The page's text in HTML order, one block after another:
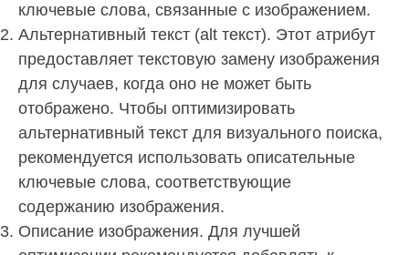
ключевые слова, связанные с изображением.
Альтернативный текст (alt текст). Этот атрибут
предоставляет текстовую замену изображения
для случаев, когда оно не может быть
отображено. Чтобы оптимизировать
альтернативный текст для визуального поиска,
рекомендуется использовать описательные
ключевые слова, соответствующие
содержанию изображения.
Описание изображения. Для лучшей